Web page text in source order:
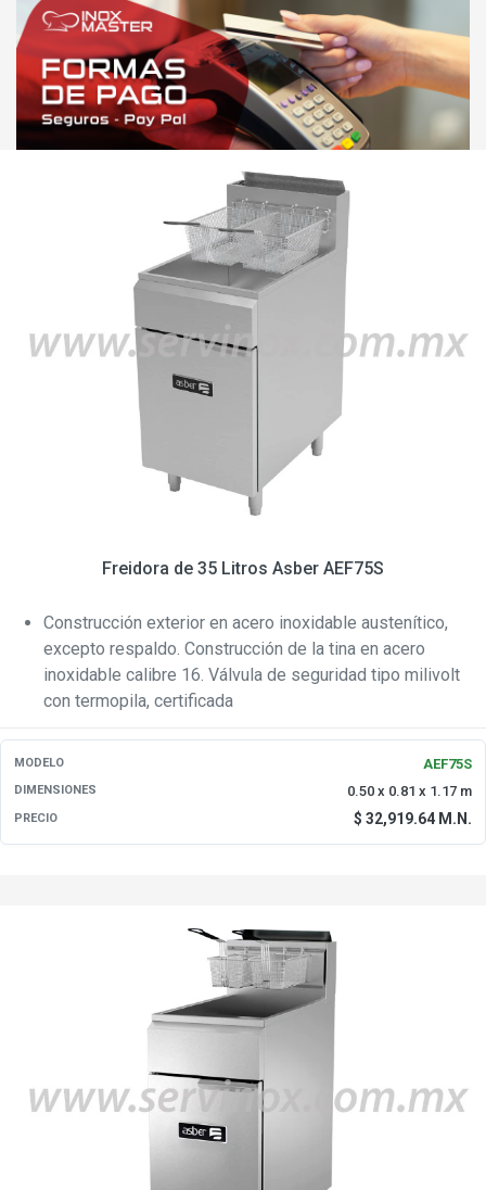
Freidora de 35 Litros Asber AEF75S
Construcción exterior en acero inoxidable austenítico,
excepto respaldo. Construcción de la tina en acero
inoxidable calibre 16. Válvula de seguridad tipo milivolt
con termopila, certificada
MODELO AEF75S
DIMENSIONES 0.50 x 0.81 x 1.17 m
PRECIO $ 32,919.64 M.N.